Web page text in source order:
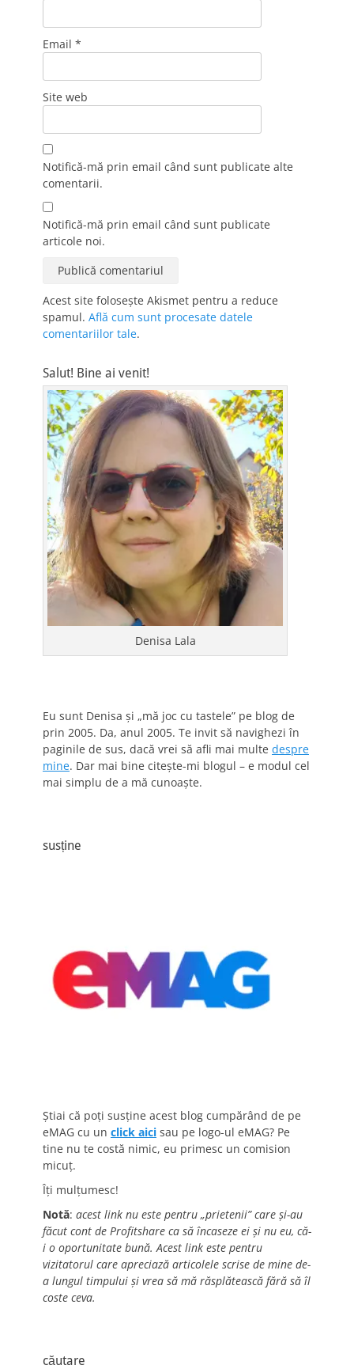
Email *
Site web
Notifică-mă prin email când sunt publicate alte
comentarii.
Notifică-mă prin email când sunt publicate
articole noi.
Acest site folosește Akismet pentru a reduce
spamul. Află cum sunt procesate datele
comentariilor tale.
Salut! Bine ai venit!
Denisa Lala
Eu sunt Denisa și „mă joc cu tastele” pe blog de
prin 2005. Da, anul 2005. Te invit să navighezi în
paginile de sus, dacă vrei să afli mai multe despre
mine. Dar mai bine citește-mi blogul – e modul cel
mai simplu de a mă cunoaște.
susține
Știai că poți susține acest blog cumpărând de pe
eMAG cu un click aici sau pe logo-ul eMAG? Pe
tine nu te costă nimic, eu primesc un comision
micuț.
Îți mulțumesc!
Notă: acest link nu este pentru „prietenii” care și-au
făcut cont de Profitshare ca să încaseze ei și nu eu, că-
i o oportunitate bună. Acest link este pentru
vizitatorul care apreciază articolele scrise de mine de-
a lungul timpului și vrea să mă răsplătească fără să îl
coste ceva.
căutare